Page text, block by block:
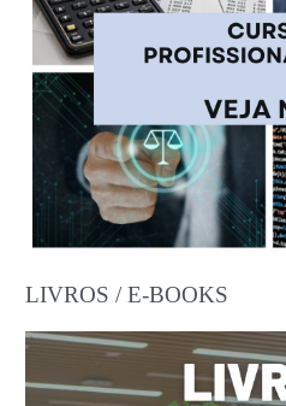
LIVROS / E-BOOKS